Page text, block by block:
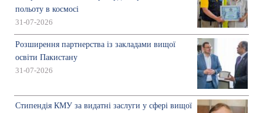
польоту в космосі
31-07-2026
Розширення партнерства із закладами вищої
освіти Пакистану
31-07-2026
Стипендія КМУ за видатні заслуги у сфері вищої